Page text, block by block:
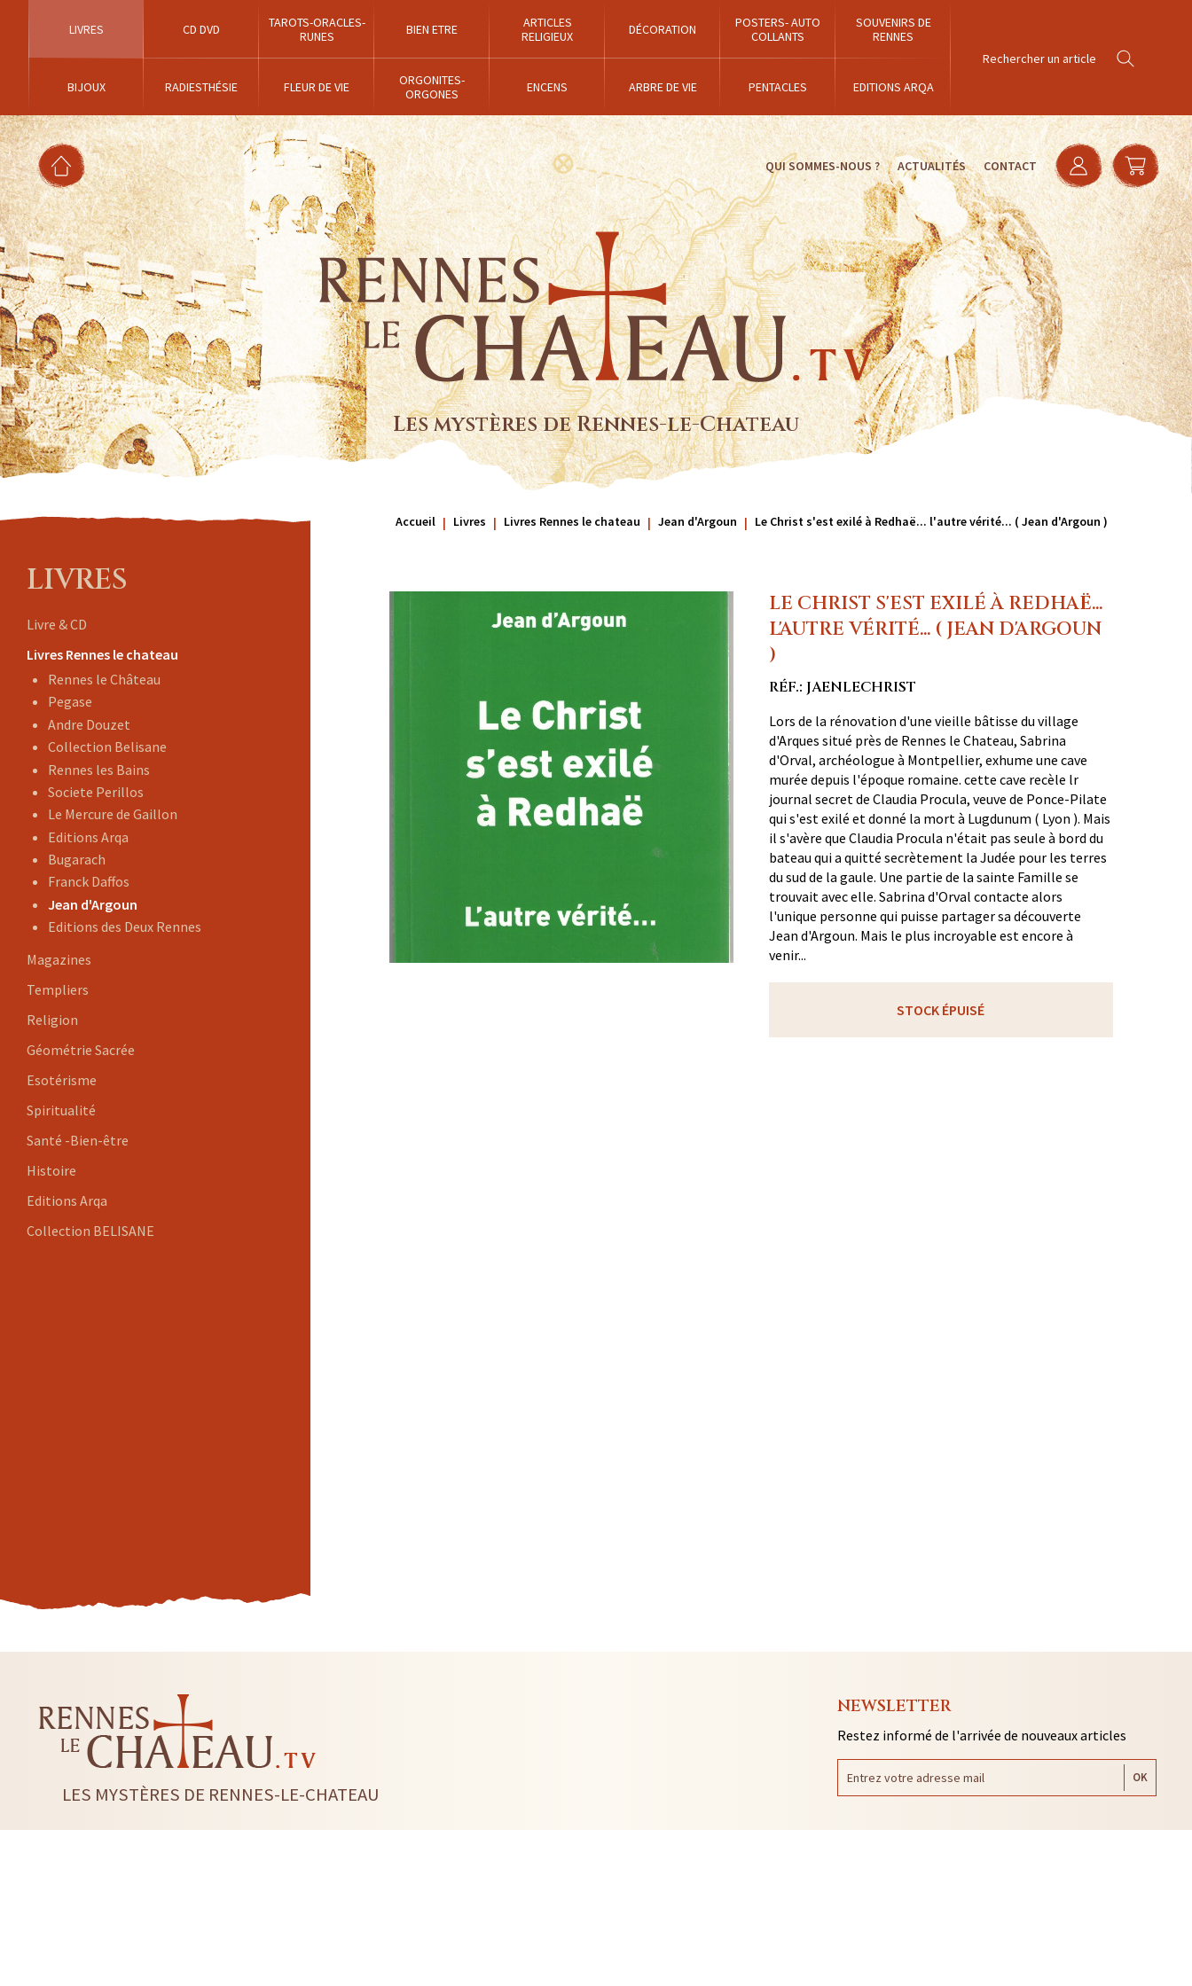
LIVRES CD DVD
TAROTS-ORACLES-
RUNES
BIEN ETRE
ARTICLES
RELIGIEUX
DÉCORATION
POSTERS- AUTO
COLLANTS
SOUVENIRS DE
RENNES
BIJOUX RADIESTHÉSIE FLEUR DE VIE
ORGONITES-
ORGONES
ENCENS ARBRE DE VIE PENTACLES EDITIONS ARQA
QUI SOMMES-NOUS ? ACTUALITÉS CONTACT
Les mystères de Rennes-le-Chateau
LIVRES
Livre & CD
Livres Rennes le chateau
Rennes le Château
Pegase
Andre Douzet
Collection Belisane
Rennes les Bains
Societe Perillos
Le Mercure de Gaillon
Editions Arqa
Bugarach
Franck Daffos
Jean d'Argoun
Editions des Deux Rennes
Magazines
Templiers
Religion
Géométrie Sacrée
Esotérisme
Spiritualité
Santé -Bien-être
Histoire
Editions Arqa
Collection BELISANE
Accueil Livres Livres Rennes le chateau Jean d'Argoun Le Christ s'est exilé à Redhaë... l'autre vérité... ( Jean d'Argoun )
LE CHRIST S'EST EXILÉ À REDHAË...
L'AUTRE VÉRITÉ... ( JEAN D'ARGOUN
)
RÉF.: JAENLECHRIST
Lors de la rénovation d'une vieille bâtisse du village
d'Arques situé près de Rennes le Chateau, Sabrina
d'Orval, archéologue à Montpellier, exhume une cave
murée depuis l'époque romaine. cette cave recèle lr
journal secret de Claudia Procula, veuve de Ponce-Pilate
qui s'est exilé et donné la mort à Lugdunum ( Lyon ). Mais
il s'avère que Claudia Procula n'était pas seule à bord du
bateau qui a quitté secrètement la Judée pour les terres
du sud de la gaule. Une partie de la sainte Famille se
trouvait avec elle. Sabrina d'Orval contacte alors
l'unique personne qui puisse partager sa découverte
Jean d'Argoun. Mais le plus incroyable est encore à
venir...
STOCK ÉPUISÉ
LES MYSTÈRES DE RENNES-LE-CHATEAU
NEWSLETTER
Restez informé de l'arrivée de nouveaux articles